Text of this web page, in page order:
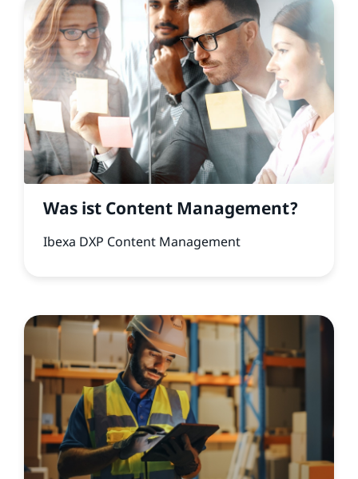
Was ist Content Management?
Ibexa DXP Content Management